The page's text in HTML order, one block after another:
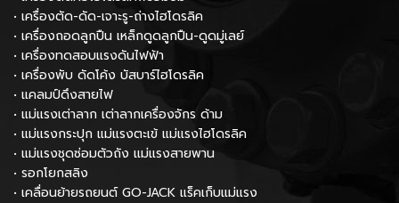
• เครื่องตัด-ดัด-เจาะรู-ถ่างไฮโดรลิค
• เครื่องถอดลูกปืน เหล็กดูดลูกปืน-ดูดมู่เลย์
• เครื่องทดสอบแรงดันไฟฟ้า
• เครื่องพับ ดัดโค้ง บัสบาร์ไฮโดรลิค
• แคลมป์ดึงสายไฟ
• แม่แรงเต่าลาก เต่าลากเครื่องจักร ด้าม
• แม่แรงกระปุก แม่แรงตะเข้ แม่แรงไฮโดรลิค
• แม่แรงชุดซ่อมตัวถัง แม่แรงสายพาน
• รอกโยกสลิง
• เคลื่อนย้ายรถยนต์ GO-JACK แร็คเก็บแม่แรง